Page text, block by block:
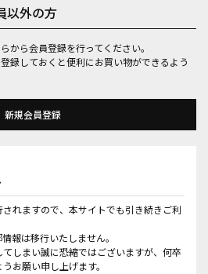
以外の方
から会員登録を行ってください。
録しておくと便利にお買い物ができるよう
れますので、本サイトでも引き続きご利
報は移行いたしません。
しまい誠に恐縮ではございますが、何卒
お願い申し上げます。